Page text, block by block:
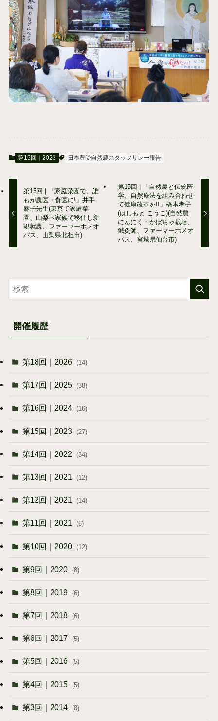
第15回｜2023 日本豊受自然農スタッフリレー報告
第15回 | 「家庭菜園で、誰
もが農医・食医に!」井手
麻子先生(東京で家庭菜
園、山梨へ家族で移住し新
規就農、ファーマーホメオ
パス、山梨県北杜市)
第15回 | 「自然農と伝統医
学、自然療法を組み合わせ
て健康改革を!!」橋本孝子
(はしもと こうこ)(自然農
にんにく・かぼちゃ栽培、
鍼灸師、ファーマーホメオ
パス、宮城県仙台市)
開催履歴
第18回｜2026 (14)
第17回｜2025 (38)
第16回｜2024 (16)
第15回｜2023 (27)
第14回｜2022 (34)
第13回｜2021 (12)
第12回｜2021 (14)
第11回｜2021 (6)
第10回｜2020 (12)
第9回｜2020 (8)
第8回｜2019 (6)
第7回｜2018 (6)
第6回｜2017 (5)
第5回｜2016 (5)
第4回｜2015 (5)
第3回｜2014 (8)